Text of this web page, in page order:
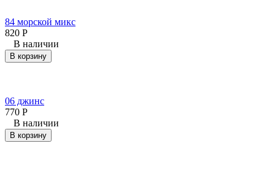
84 морской микс
820 Р
В наличии
В корзину
06 джинс
770 Р
В наличии
В корзину